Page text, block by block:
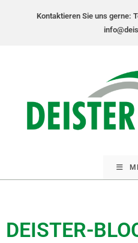
DEISTER-
Kontaktieren Sie uns gerne: